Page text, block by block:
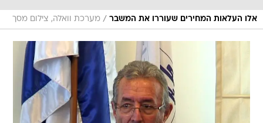
אלו העלאות המחירים שעוררו את המשבר / מערכת וואלה, צילום מסך